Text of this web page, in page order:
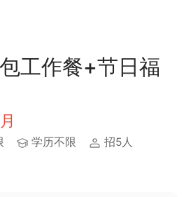
工作餐+节日福
学历不限 招5人